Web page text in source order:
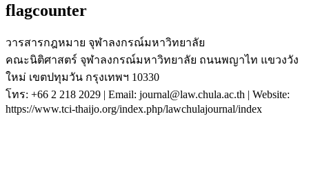
flagcounter
วารสารกฎหมาย จุฬาลงกรณ์มหาวิทยาลัย
คณะนิติศาสตร์ จุฬาลงกรณ์มหาวิทยาลัย ถนนพญาไท แขวงวัง
ใหม่ เขตปทุมวัน กรุงเทพฯ 10330
โทร: +66 2 218 2029 | Email: journal@law.chula.ac.th | Website:
https://www.tci-thaijo.org/index.php/lawchulajournal/index